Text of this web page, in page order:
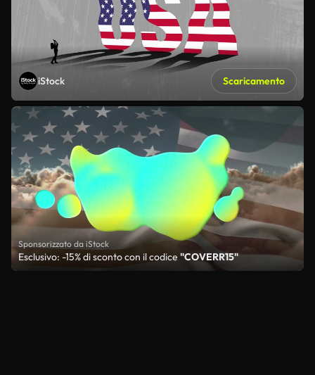
iStock Scaricamento
Sponsorizzato da iStock
Esclusivo: -15% di sconto con il codice "COVERR15"